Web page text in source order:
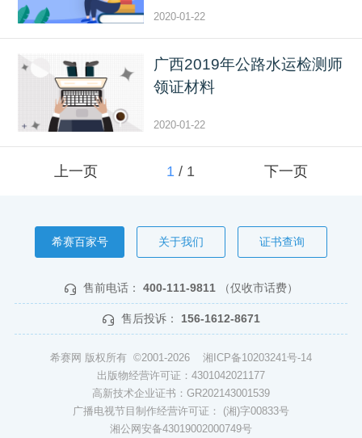
2020-01-22
广西2019年公路水运检测师
领证材料
2020-01-22
上一页 1 / 1 下一页
希赛百家号 关于我们 证书查询
售前电话： 400-111-9811 （仅收市话费）
售后投诉： 156-1612-8671
希赛网 版权所有 ©2001-2026 湘ICP备10203241号-14
出版物经营许可证：4301042021177
高新技术企业证书：GR202143001539
广播电视节目制作经营许可证： (湘)字00833号
湘公网安备43019002000749号